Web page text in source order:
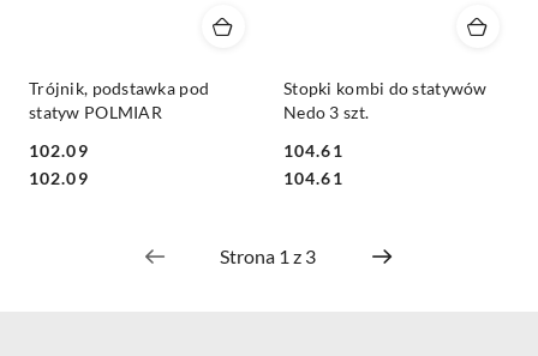
Trójnik, podstawka pod
statyw POLMIAR
Cena:
102.09
Cena:
102.09
Stopki kombi do statywów
Nedo 3 szt.
Cena:
104.61
Cena:
104.61